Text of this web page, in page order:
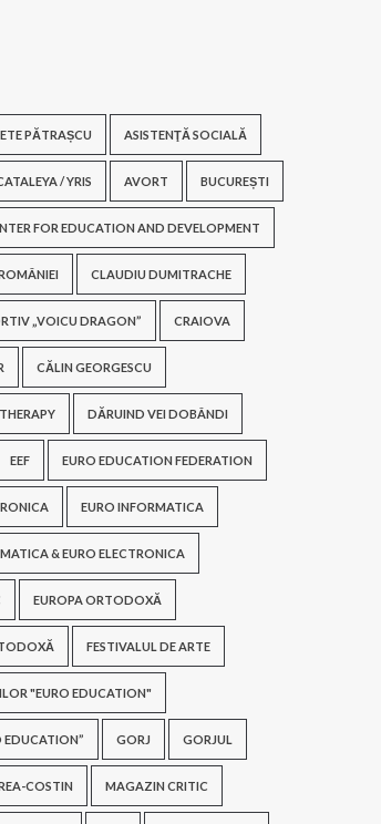
PĂTRAȘCU ASISTENŢĂ SOCIALĂ
/ YRIS AVORT BUCUREȘTI
FOR EDUCATION AND DEVELOPMENT
CLAUDIU DUMITRACHE
„VOICU DRAGON” CRAIOVA
CĂLIN GEORGESCU
DĂRUIND VEI DOBÂNDI
EEF EURO EDUCATION FEDERATION
EURO INFORMATICA
& EURO ELECTRONICA
EUROPA ORTODOXĂ
FESTIVALUL DE ARTE
"EURO EDUCATION"
EDUCATION” GORJ GORJUL
COSTIN MAGAZIN CRITIC